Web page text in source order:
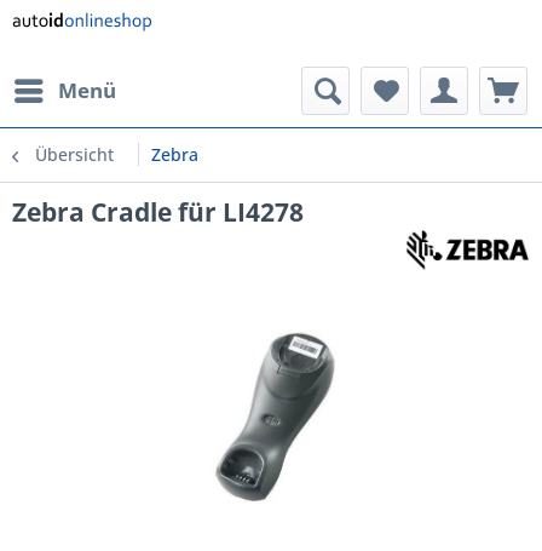
Menü
Übersicht Zebra
Zebra Cradle für LI4278